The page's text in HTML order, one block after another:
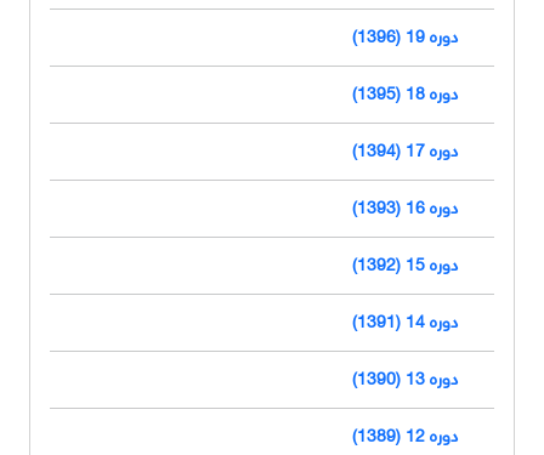
دوره 19 (1396)
دوره 18 (1395)
دوره 17 (1394)
دوره 16 (1393)
دوره 15 (1392)
دوره 14 (1391)
دوره 13 (1390)
دوره 12 (1389)